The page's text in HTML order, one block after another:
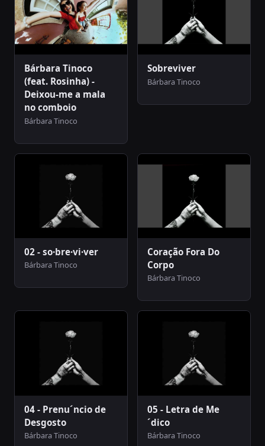
Bárbara Tinoco
(feat. Rosinha) -
Deixou-me a mala
no comboio
Bárbara Tinoco
Sobreviver
Bárbara Tinoco
02 - so·bre·vi·ver
Bárbara Tinoco
Coração Fora Do
Corpo
Bárbara Tinoco
04 - Prenu´ncio de
Desgosto
Bárbara Tinoco
05 - Letra de Me
´dico
Bárbara Tinoco